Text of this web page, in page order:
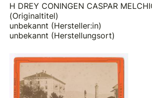
H DREY CONINGEN CASPAR
(Originaltitel)
unbekannt (Hersteller:in)
unbekannt (Herstellungsort)